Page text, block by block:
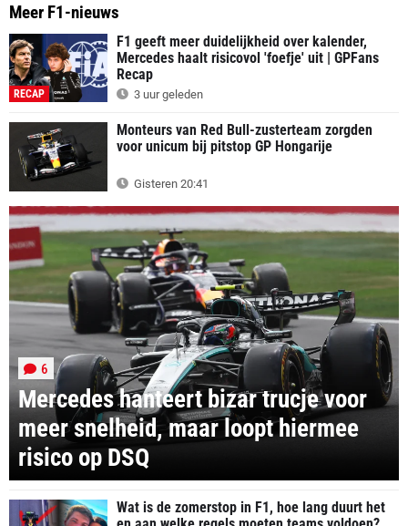
Meer F1-nieuws
RECAP
F1 geeft meer duidelijkheid over kalender,
Mercedes haalt risicovol 'foefje' uit | GPFans
Recap
3 uur geleden
Monteurs van Red Bull-zusterteam zorgden
voor unicum bij pitstop GP Hongarije
Gisteren 20:41
Mercedes hanteert bizar trucje voor
meer snelheid, maar loopt hiermee
risico op DSQ
6
Wat is de zomerstop in F1, hoe lang duurt het